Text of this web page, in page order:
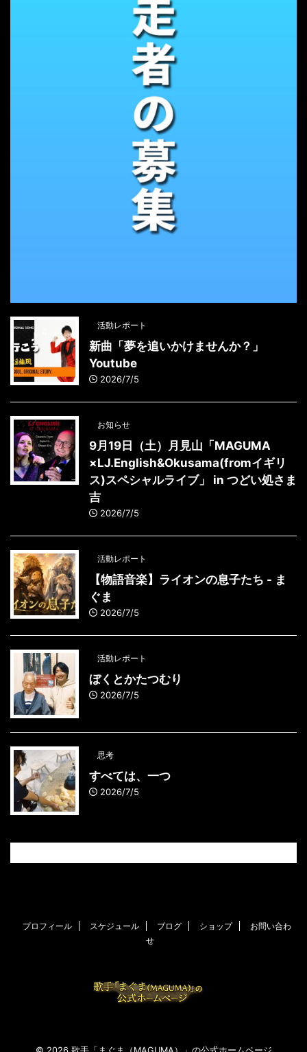
活動レポート
新曲「夢を追いかけませんか？」
Youtube
2026/7/5
お知らせ
9月19日（土）月見山「MAGUMA
×LJ.English&Okusama(fromイギリ
ス)スペシャルライブ」 in つどい処さま
吉
2026/7/5
活動レポート
【物語音楽】ライオンの息子たち - ま
ぐま
2026/7/5
活動レポート
ぼくとかたつむり
2026/7/5
思考
すべては、一つ
2026/7/5
プロフィール スケジュール ブログ ショップ
お問い合わ
せ